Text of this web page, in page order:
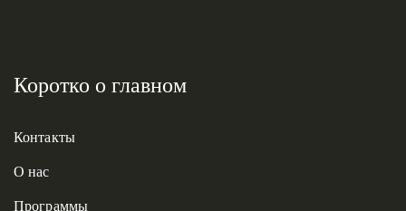
Коротко о главном
Контакты
О нас
Программы